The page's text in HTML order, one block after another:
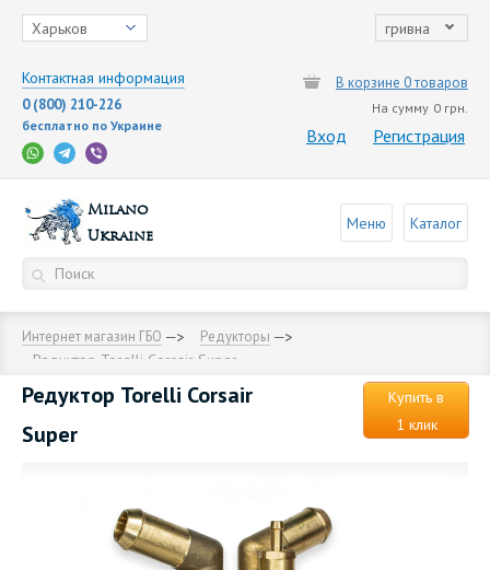
Харьков гривна
Контактная информация
0 (800) 210-226
бесплатно по Украине
В корзине 0 товаров
На сумму 0 грн.
Вход Регистрация
Milano
Ukraine
Меню Каталог
Интернет магазин ГБО Редукторы
Редуктор Torelli Corsair Super
Редуктор Torelli Corsair
Super
Купить в
1 клик